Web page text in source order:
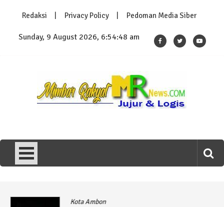
Redaksi Privacy Policy Pedoman Media Siber
Sunday, 9 August 2026, 6:54:48 am
Kota Ambon